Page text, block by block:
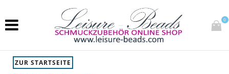
0
ZUR STARTSEITE